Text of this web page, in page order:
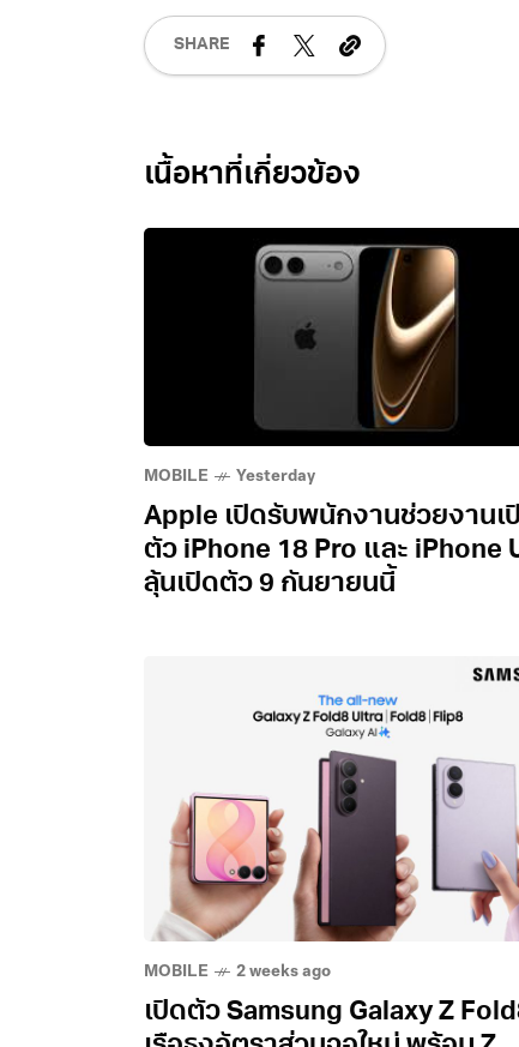
SHARE
Related Posts
MOBILE Yesterday
Apple เปิดรับพนักงานช่วยงานเ
ตัว iPhone 18 Pro และ iPhone
ลุ้นเปิดตัว 9 กันยายนนี้
MOBILE 2 weeks ago
เปิดตัว Samsung Galaxy Z